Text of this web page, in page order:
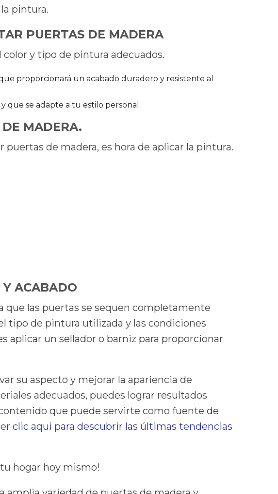
pintura.
PUERTAS DE MADERA
y tipo de pintura adecuados.
proporcionará un acabado duradero y resistente al
que se adapte a tu estilo personal.
MADERA.
de madera, es hora de aplicar la pintura.
ACABADO
que las puertas se sequen completamente
tipo de pintura utilizada y las condiciones
aplicar un sellador o barniz para proporcionar
su aspecto y mejorar la apariencia de
adecuados, puedes lograr resultados
que puede servirte como fuente de
clic aqui para descubrir las últimas tendencias
hogar hoy mismo!